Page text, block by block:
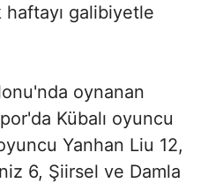
galibiyetle
oynanan
Kübalı oyuncu
Yanhan Liu 12,
6, Şiirsel ve Damla